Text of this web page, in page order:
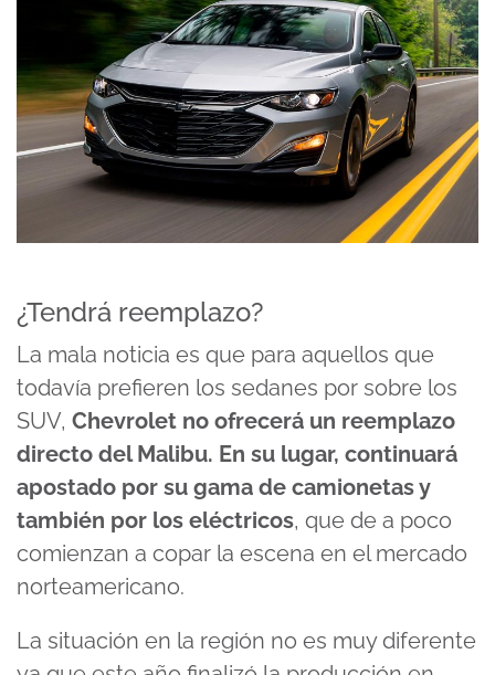
¿Tendrá reemplazo?
La mala noticia es que para aquellos que
todavía prefieren los sedanes por sobre los
SUV, Chevrolet no ofrecerá un reemplazo
directo del Malibu. En su lugar, continuará
apostado por su gama de camionetas y
también por los eléctricos, que de a poco
comienzan a copar la escena en el mercado
norteamericano.
La situación en la región no es muy diferente